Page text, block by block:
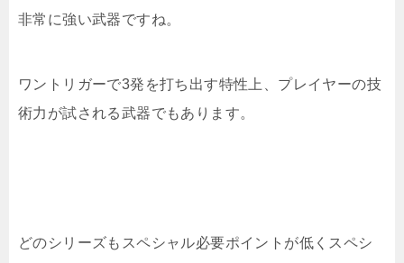
非常に強い武器ですね。
ワントリガーで3発を打ち出す特性上、プレイヤーの技
術力が試される武器でもあります。
どのシリーズもスペシャル必要ポイントが低くスペシ